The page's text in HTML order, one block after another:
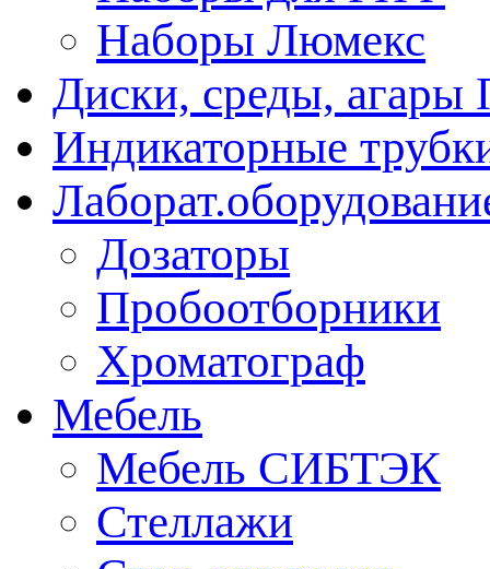
Наборы Люмекс
Диски, среды, агары
Индикаторные
Дозаторы
Пробоотборники
Хроматограф
Мебель
Мебель СИБТЭК
Стеллажи